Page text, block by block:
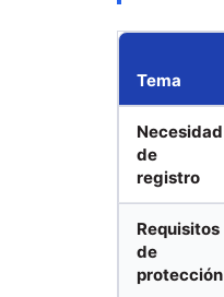
Tema
Necesidad
de
registro
Requisitos
de
protección